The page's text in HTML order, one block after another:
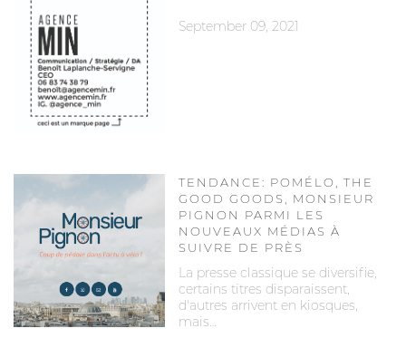
September 09, 2021
TENDANCE: POMÉLO, THE
GOOD GOODS, MONSIEUR
PIGNON PARMI LES
NOUVEAUX MÉDIAS À
SUIVRE DE PRÈS
La presse classique se diversifie,
certains titres disparaissent,
d'autres arrivent en kiosques,
mais…